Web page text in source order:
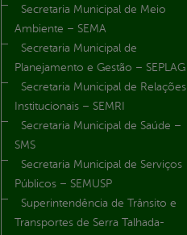
Secretaria Municipal de Meio
Ambiente – SEMA
Secretaria Municipal de
Planejamento e Gestão – SEPLAG
Secretaria Municipal de Relações
Institucionais – SEMRI
Secretaria Municipal de Saúde –
SMS
Secretaria Municipal de Serviços
Públicos – SEMUSP
Superintendência de Trânsito e
Transportes de Serra Talhada-